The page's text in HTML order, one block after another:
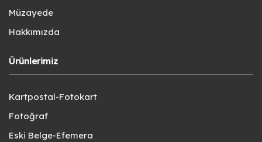
Müzayede
Hakkımızda
Ürünlerimiz
Kartpostal-Fotokart
Fotoğraf
Eski Belge-Efemera